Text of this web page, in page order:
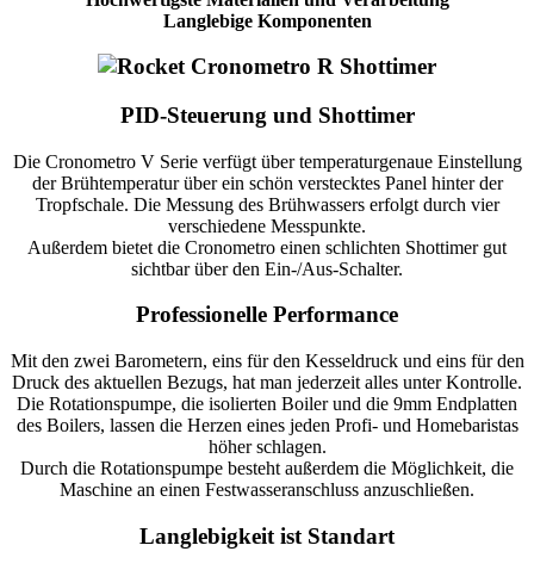
Langlebige Komponenten
PID-Steuerung und Shottimer
Die Cronometro V Serie verfügt über temperaturgenaue Einstellung
der Brühtemperatur über ein schön verstecktes Panel hinter der
Tropfschale. Die Messung des Brühwassers erfolgt durch vier
verschiedene Messpunkte.
Außerdem bietet die Cronometro einen schlichten Shottimer gut
sichtbar über den Ein-/Aus-Schalter.
Professionelle Performance
Mit den zwei Barometern, eins für den Kesseldruck und eins für den
Druck des aktuellen Bezugs, hat man jederzeit alles unter Kontrolle.
Die Rotationspumpe, die isolierten Boiler und die 9mm Endplatten
des Boilers, lassen die Herzen eines jeden Profi- und Homebaristas
höher schlagen.
Durch die Rotationspumpe besteht außerdem die Möglichkeit, die
Maschine an einen Festwasseranschluss anzuschließen.
Langlebigkeit ist Standart